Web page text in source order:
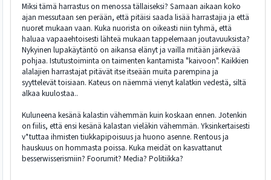
Miksi tämä harrastus on menossa tällaiseksi? Samaan aikaan koko
ajan messutaan sen perään, että pitäisi saada lisää harrastajia ja että
nuoret mukaan vaan. Kuka nuorista on oikeasti niin tyhmä, että
haluaa vapaaehtoisesti lähteä mukaan tappelemaan joutavuuksista?
Nykyinen lupakäytäntö on aikansa elänyt ja vailla mitään järkevää
pohjaa. Istutustoiminta on taimenten kantamista "kaivoon". Kaikkien
alalajien harrastajat pitävät itse itseään muita parempina ja
syyttelevät toisiaan. Kateus on näemmä vienyt kalatkin vedestä, siltä
alkaa kuulostaa..
Kuluneena kesänä kalastin vähemmän kuin koskaan ennen. Jotenkin
on fiilis, että ensi kesänä kalastan vieläkin vähemmän. Yksinkertaisesti
v*tuttaa ihmisten tiukkapipoisuus ja huono asenne. Rentous ja
hauskuus on hommasta poissa. Kuka meidät on kasvattanut
besserwisserismiin? Foorumit? Media? Politiikka?